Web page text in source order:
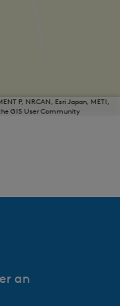
P, NRCAN, Esri Japan, METI,
GIS User Community
an